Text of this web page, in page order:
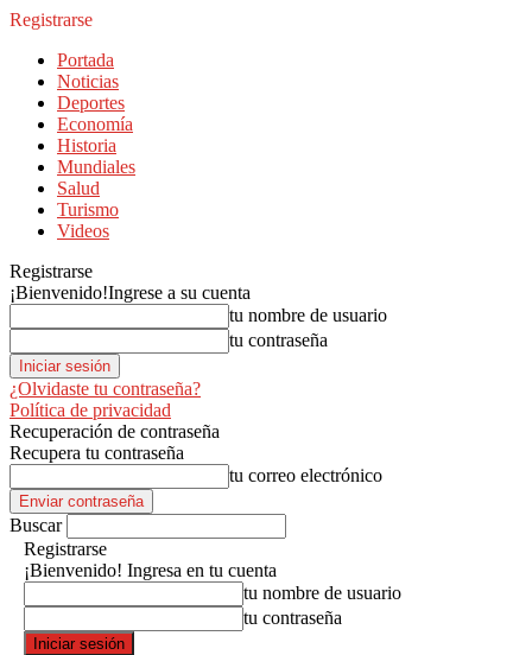
Registrarse
Portada
Noticias
Deportes
Economía
Historia
Mundiales
Salud
Turismo
Videos
Registrarse
¡Bienvenido!Ingrese a su cuenta
tu nombre de usuario
tu contraseña
¿Olvidaste tu contraseña?
Política de privacidad
Recuperación de contraseña
Recupera tu contraseña
tu correo electrónico
Buscar
Registrarse
¡Bienvenido! Ingresa en tu cuenta
tu nombre de usuario
tu contraseña